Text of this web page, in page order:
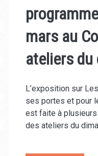
mars au
ateliers du
L’exposition sur
ses portes et pour
est faite à
des ateliers du